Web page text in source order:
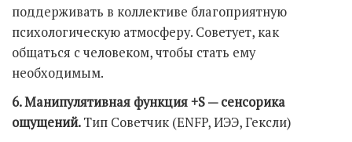
поддерживать в коллективе благоприятную
психологическую атмосферу. Советует, как
общаться с человеком, чтобы стать ему
необходимым.
6. Манипулятивная функция +S — сенсорика
ощущений.Тип Советчик (ENFP, ИЭЭ, Гексли)